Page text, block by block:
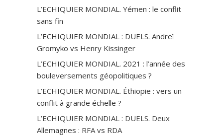
L’ECHIQUIER MONDIAL. Yémen : le conflit
sans fin
L’ECHIQUIER MONDIAL : DUELS. Andreï
Gromyko vs Henry Kissinger
L’ECHIQUIER MONDIAL. 2021 : l’année des
bouleversements géopolitiques ?
L’ECHIQUIER MONDIAL. Éthiopie : vers un
conflit à grande échelle ?
L’ECHIQUIER MONDIAL : DUELS. Deux
Allemagnes : RFA vs RDA